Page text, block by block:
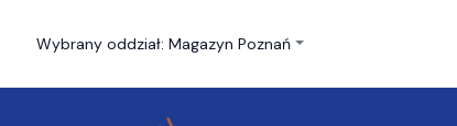
Wybrany oddział: Magazyn Poznań